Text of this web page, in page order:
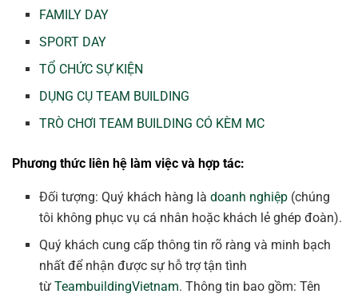
FAMILY DAY
SPORT DAY
TỔ CHỨC SỰ KIỆN
DỤNG CỤ TEAM BUILDING
TRÒ CHƠI TEAM BUILDING CÓ KÈM MC
Phương thức liên hệ làm việc và hợp tác:
Đối tượng: Quý khách hàng làdoanh nghiệp (chúng
tôi không phục vụ cá nhân hoặc khách lẻ ghép đoàn).
Quý khách cung cấp thông tin rõ ràng và minh bạch
nhất để nhận được sự hỗ trợ tận tình
từTeambuildingVietnam. Thông tin bao gồm: Tên